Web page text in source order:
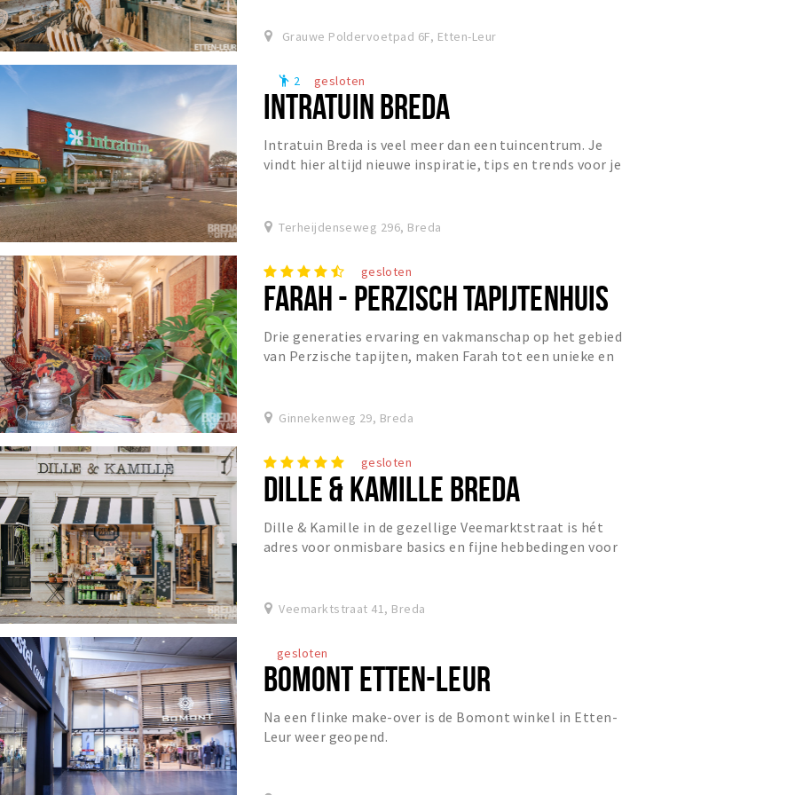
Grauwe Poldervoetpad 6F, Etten-Leur
emoji_people 2 gesloten
INTRATUIN BREDA
Intratuin Breda is veel meer dan een tuincentrum. Je
vindt hier altijd nieuwe inspiratie, tips en trends voor je
Terheijdenseweg 296, Breda
gesloten
FARAH - PERZISCH TAPIJTENHUIS
Drie generaties ervaring en vakmanschap op het gebied
van Perzische tapijten, maken Farah tot een unieke en
Ginnekenweg 29, Breda
gesloten
DILLE & KAMILLE BREDA
Dille & Kamille in de gezellige Veemarktstraat is hét
adres voor onmisbare basics en fijne hebbedingen voor
Veemarktstraat 41, Breda
gesloten
BOMONT ETTEN-LEUR
Na een flinke make-over is de Bomont winkel in Etten-
Leur weer geopend.